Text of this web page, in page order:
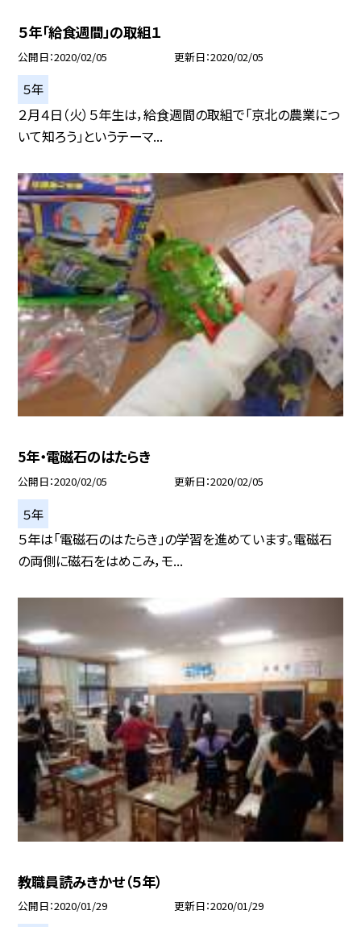
５年「給食週間」の取組１
公開日 2020/02/05 更新日 2020/02/05
５年
２月４日（火）５年生は，給食週間の取組で「京北の農業につ
いて知ろう」というテーマ...
5年・電磁石のはたらき
公開日 2020/02/05 更新日 2020/02/05
５年
５年は「電磁石のはたらき」の学習を進めています。電磁石
の両側に磁石をはめこみ，モ...
教職員読みきかせ（５年）
公開日 2020/01/29 更新日 2020/01/29